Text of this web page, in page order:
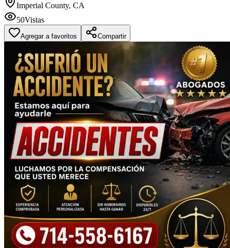
Imperial County, CA
50Vistas
Agregar a favoritos Compartir